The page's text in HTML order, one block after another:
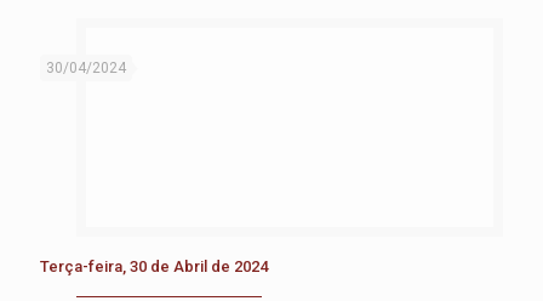
30/04/2024
Terça-feira, 30 de Abril de 2024